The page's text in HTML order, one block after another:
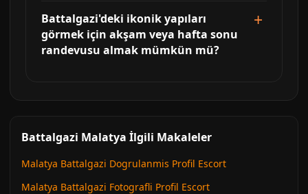
Battalgazi'deki ikonik yapıları
görmek için akşam veya hafta sonu
randevusu almak mümkün mü?
Battalgazi Malatya İlgili Makaleler
Malatya Battalgazi Dogrulanmis Profil Escort
Malatya Battalgazi Fotografli Profil Escort